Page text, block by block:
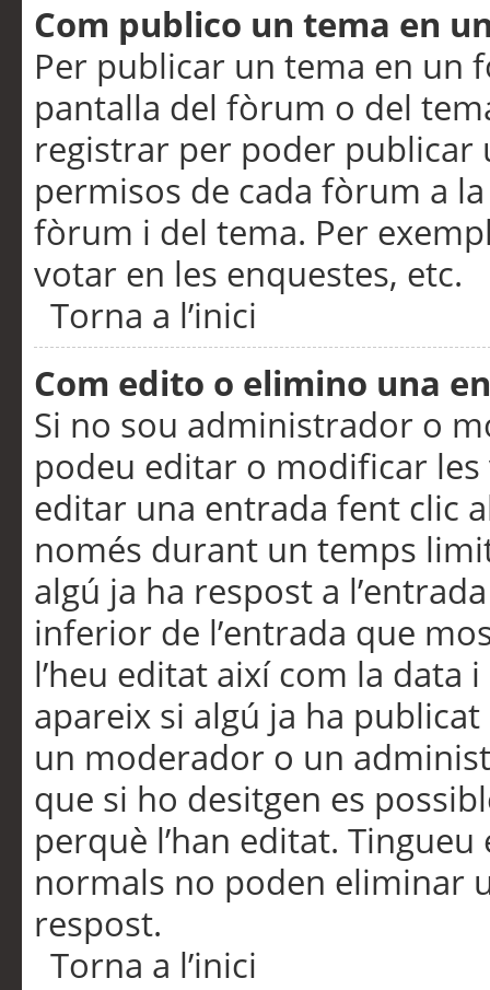
Com publico un tema en
Per publicar un tema en un
pantalla del fòrum o del
registrar per poder publicar
permisos de cada fòrum a
fòrum i del tema. Per
votar en les enquestes, etc.
Torna a l’inici
Com edito o elimino una
Si no sou administrador o
podeu editar o modificar
editar una entrada fent clic
només durant un temps
algú ja ha respost a
inferior de l’entrada que
l’heu editat així com la data
apareix si algú ja ha
un moderador o un
que si ho desitgen es
perquè l’han editat.
normals no poden eliminar
respost.
Torna a l’inici